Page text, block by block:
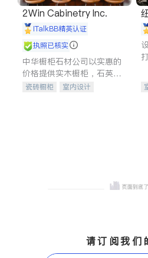
2Win Cabinetry Inc.
iTalkBB精英认证
执照已核实
中华橱柜石材公司以实惠的
价格提供实木橱柜，石英石
台面，多种优质不锈钢水
瓷砖橱柜
室内设计
请订阅我们